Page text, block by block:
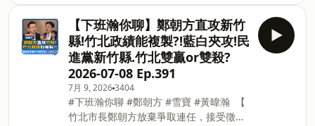
夫遇襲，都有黑白共治的統戰影子
條例目前已在立院審查，吳嘉隆建議，行
政院可以支持國民黨的版本，由經濟部去
審查條例，從產業、對岸的提防觀察，可
能都比國防部主導來得名正言順，就算從
中去做軍用的項目，也不容易被中共從中
阻攔，或許是是比較可行兼具務實的方
式。 -- Hosting provided by SoundOn
對此，前立委沈富雄表示，在先進文明的
國家因為嚴謹，不會發生食安問題，而落
後的國家不會理會食安，台灣居在中間的
尷尬位置，政府等到出事了才不得不查，
一言以蔽之，就是犯了低級錯誤。 立法院
長韓國瑜、台中市長盧秀燕、國民黨主席
鄭麗文及台北市長蔣萬安都被視為國民黨
2028可能人選，沈富雄斷言，目前國民黨
【下班瀚你聊】鄭朝方直攻新竹
縣!竹北政績能複製?!藍白夾攻!民
進黨新竹縣.竹北雙贏or雙殺?
2026-07-08 Ep.391
7月 9, 20263404
#下班瀚你聊 #鄭朝方 #雪寶 #黃暐瀚 【
竹北市長鄭朝方放棄爭取連任，接受徵召